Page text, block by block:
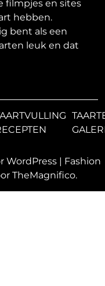
filmpjes en sites
hebben.
bent als een
leuk en dat
WordPress | Fashion
TheMagnifico.